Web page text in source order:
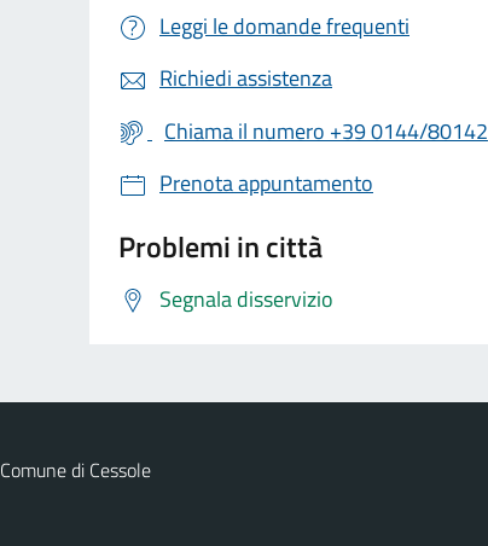
Leggi le domande frequenti
Richiedi assistenza
Chiama il numero +39 0144/80142
Prenota appuntamento
Problemi in città
Segnala disservizio
Comune di Cessole